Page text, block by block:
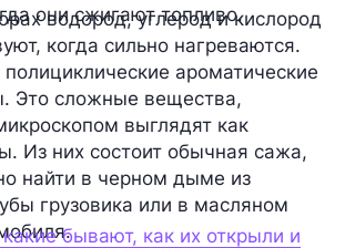
они сжигают топливо.
водород, углерод и кислород
когда сильно нагреваются.
ароматические
Это сложные вещества,
выглядят как
Из них состоит обычная сажа,
найти в черном дыме из
грузовика или в масляном
бывают, как их открыли и